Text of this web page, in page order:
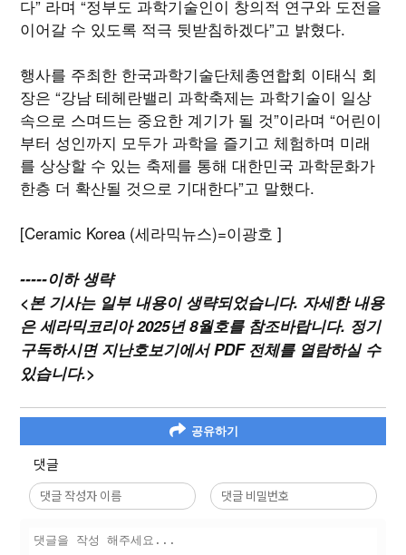
다” 라며 “정부도 과학기술인이 창의적 연구와 도전을
이어갈 수 있도록 적극 뒷받침하겠다”고 밝혔다.
행사를 주최한 한국과학기술단체총연합회 이태식 회
장은 “강남 테헤란밸리 과학축제는 과학기술이 일상
속으로 스며드는 중요한 계기가 될 것”이라며 “어린이
부터 성인까지 모두가 과학을 즐기고 체험하며 미래
를 상상할 수 있는 축제를 통해 대한민국 과학문화가
한층 더 확산될 것으로 기대한다”고 말했다.
[Ceramic Korea (세라믹뉴스)=이광호 ]
-----이하 생략
<본 기사는 일부 내용이 생략되었습니다. 자세한 내용
은 세라믹코리아 2025년 8월호를 참조바랍니다. 정기
구독하시면 지난호보기에서 PDF 전체를 열람하실 수
있습니다.>
공유하기
댓글